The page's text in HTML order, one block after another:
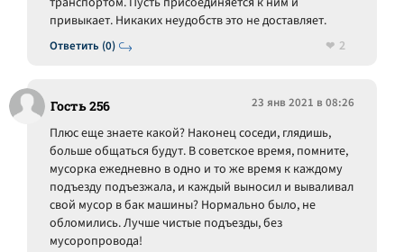
Ответить (0)
привыкает. Никаких неудобств это не доставляет.
2
Гость 256 23 янв 2021 в 08:26
Плюс еще знаете какой? Наконец соседи, глядишь,
больше общаться будут. В советское время, помните,
мусорка ежедневно в одно и то же время к каждому
подъезду подъезжала, и каждый выносил и вываливал
свой мусор в бак машины? Нормально было, не
обломились. Лучше чистые подъезды, без
мусоропровода!